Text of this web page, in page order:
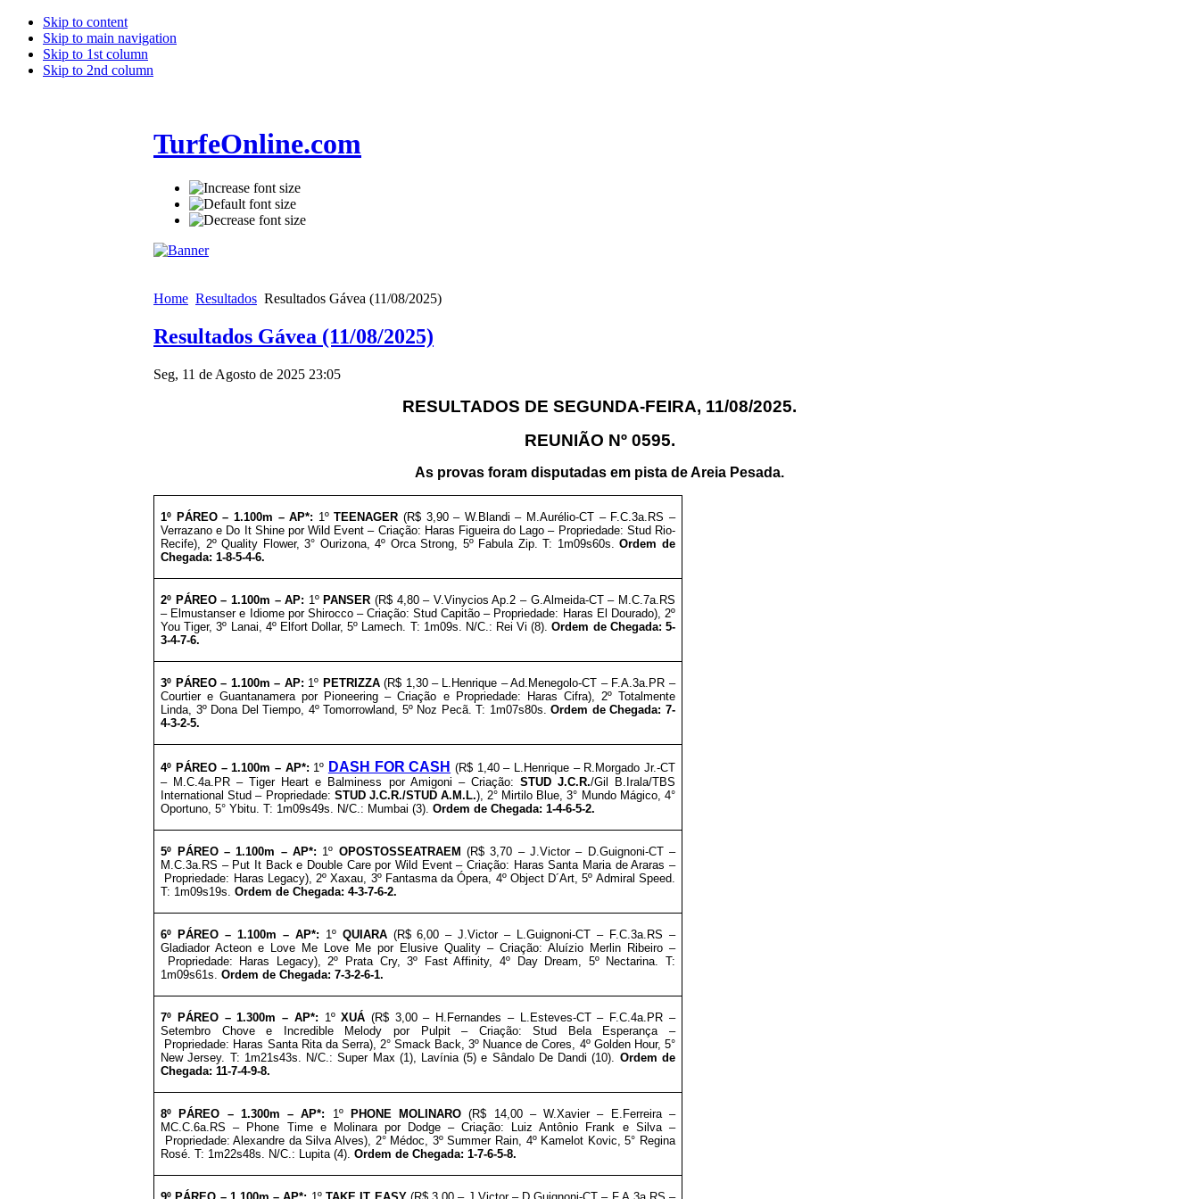
Skip to content
Skip to main navigation
Skip to 1st column
Skip to 2nd column
TurfeOnline.com
Home Resultados Resultados Gávea (11/08/2025)
Resultados Gávea (11/08/2025)
Seg, 11 de Agosto de 2025 23:05
RESULTADOS DE SEGUNDA-FEIRA, 11/08/2025.
REUNIÃO Nº 0595.
As provas foram disputadas em pista de Areia Pesada.
1º PÁREO – 1.100m – AP*: 1º TEENAGER (R$ 3,90 – W.Blandi– M.Aurélio-CT – F.C.3a.RS –
Verrazano e Do It Shine por Wild Event – Criação: Haras Figueira do Lago – Propriedade: Stud Rio-
Recife), 2º Quality Flower, 3° Ourizona, 4º Orca Strong, 5º Fabula Zip. T: 1m09s60s.Ordem de
Chegada: 1-8-5-4-6.
2º PÁREO – 1.100m – AP: 1º PANSER (R$ 4,80 – V.Vinycios Ap.2– G.Almeida-CT – M.C.7a.RS
– Elmustanser e Idiome por Shirocco – Criação: Stud Capitão – Propriedade: Haras El Dourado), 2º
You Tiger, 3º Lanai, 4º Elfort Dollar, 5º Lamech. T: 1m09s. N/C.: Rei Vi (8).Ordem de Chegada: 5-
3-4-7-6.
3º PÁREO – 1.100m – AP: 1º PETRIZZA(R$ 1,30 – L.Henrique – Ad.Menegolo-CT – F.A.3a.PR –
Courtier e Guantanamera por Pioneering – Criação e Propriedade: Haras Cifra), 2º Totalmente
Linda, 3º Dona Del Tiempo, 4º Tomorrowland, 5º Noz Pecã. T: 1m07s80s.Ordem de Chegada: 7-
4-3-2-5.
4º PÁREO –1.100m – AP*: 1º DASH FOR CASH (R$ 1,40 – L.Henrique – R.Morgado Jr.-CT
– M.C.4a.PR – Tiger Heart e Balminess por Amigoni – Criação: STUD J.C.R./Gil B.Irala/TBS
International Stud – Propriedade: STUD J.C.R./STUD A.M.L.), 2° Mirtilo Blue, 3° Mundo Mágico, 4°
Oportuno, 5° Ybitu. T: 1m09s49s. N/C.: Mumbai (3).Ordem de Chegada: 1-4-6-5-2.
5º PÁREO –1.100m – AP*: 1º OPOSTOSSEATRAEM (R$ 3,70 – J.Victor– D.Guignoni-CT –
M.C.3a.RS – Put It Back e Double Care por Wild Event – Criação: Haras Santa Maria de Araras –
Propriedade: Haras Legacy), 2º Xaxau, 3º Fantasma da Ópera, 4º Object D´Art, 5º Admiral Speed.
T: 1m09s19s.Ordem de Chegada: 4-3-7-6-2.
6º PÁREO – 1.100m – AP*: 1º QUIARA(R$ 6,00 – J.Victor– L.Guignoni-CT – F.C.3a.RS –
Gladiador Acteon e Love Me Love Me por Elusive Quality – Criação: Aluízio Merlin Ribeiro–
Propriedade: Haras Legacy), 2º Prata Cry, 3º Fast Affinity, 4º Day Dream, 5º Nectarina. T:
1m09s61s.Ordem de Chegada: 7-3-2-6-1.
7º PÁREO –1.300m – AP*: 1ºXUÁ (R$ 3,00 – H.Fernandes – L.Esteves-CT – F.C.4a.PR –
Setembro Chove e Incredible Melody por Pulpit – Criação: Stud Bela Esperança –
Propriedade: Haras Santa Rita da Serra), 2° Smack Back,3º Nuance de Cores, 4º Golden Hour, 5°
New Jersey. T: 1m21s43s. N/C.: Super Max (1), Lavínia (5) e Sândalo De Dandi (10). Ordem de
Chegada: 11-7-4-9-8.
8º PÁREO – 1.300m – AP*: 1ºPHONE MOLINARO (R$ 14,00 – W.Xavier – E.Ferreira –
MC.C.6a.RS – Phone Time e Molinara por Dodge – Criação: Luiz Antônio Frank e Silva–
Propriedade: Alexandre da Silva Alves) , 2° Médoc, 3º Summer Rain, 4º Kamelot Kovic, 5° Regina
Rosé. T: 1m22s48s. N/C.: Lupita (4).Ordem de Chegada: 1-7-6-5-8.